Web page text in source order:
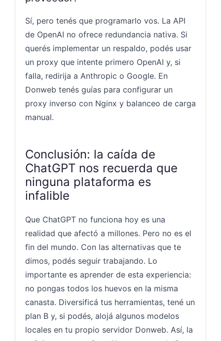
Sí, pero tenés que programarlo vos. La API
de OpenAI no ofrece redundancia nativa. Si
querés implementar un respaldo, podés usar
un proxy que intente primero OpenAI y, si
falla, redirija a Anthropic o Google. En
Donweb tenés guías para configurar un
proxy inverso con Nginx y balanceo de carga
manual.
Conclusión: la caída de
ChatGPT nos recuerda que
ninguna plataforma es
infalible
Que ChatGPT no funciona hoy es una
realidad que afectó a millones. Pero no es el
fin del mundo. Con las alternativas que te
dimos, podés seguir trabajando. Lo
importante es aprender de esta experiencia:
no pongas todos los huevos en la misma
canasta. Diversificá tus herramientas, tené un
plan B y, si podés, alojá algunos modelos
locales en tu propio servidor Donweb. Así, la